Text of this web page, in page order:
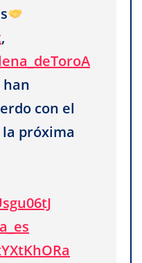
,
han
con el
próxima